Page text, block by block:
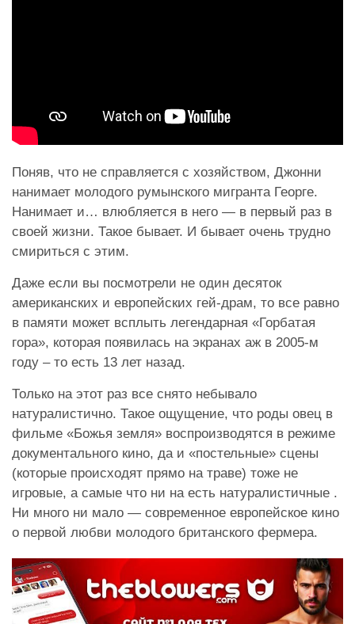
Поняв, что не справляется с хозяйством, Джонни
нанимает молодого румынского мигранта Георге.
Нанимает и… влюбляется в него — в первый раз в
своей жизни. Такое бывает. И бывает очень трудно
смириться с этим.
Даже если вы посмотрели не один десяток
американских и европейских гей-драм, то все равно
в памяти может всплыть легендарная «Горбатая
гора», которая появилась на экранах аж в 2005-м
году – то есть 13 лет назад.
Только на этот раз все снято небывало
натуралистично. Такое ощущение, что роды овец в
фильме «Божья земля» воспроизводятся в режиме
документального кино, да и «постельные» сцены
(которые происходят прямо на траве) тоже не
игровые, а самые что ни на есть натуралистичные .
Ни много ни мало — современное европейское кино
о первой любви молодого британского фермера.